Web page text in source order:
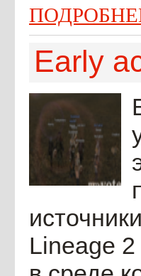
Early
Lineage